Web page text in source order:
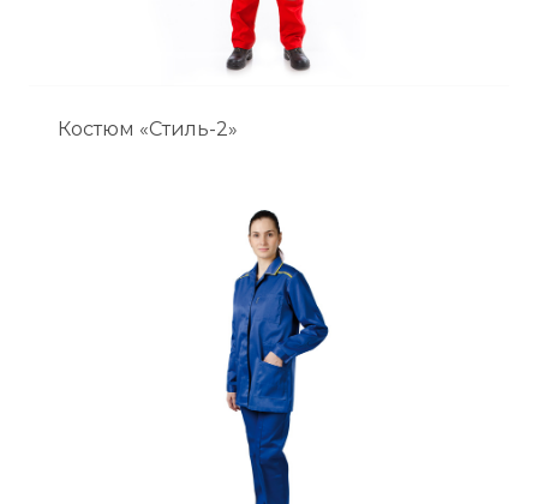
Костюм «Стиль-2»